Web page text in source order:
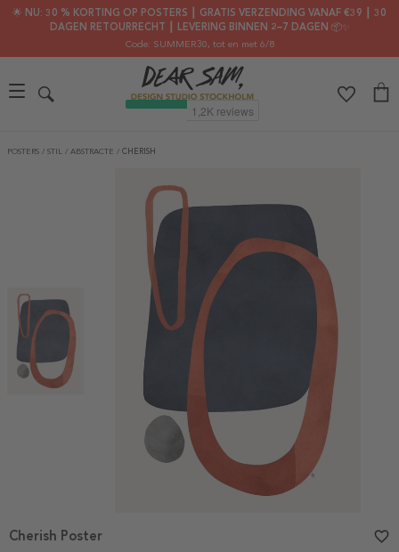
🌟 NU: 30 % KORTING OP POSTERS ┃ GRATIS VERZENDING VANAF €39 ┃ 30
DAGEN RETOURRECHT ┃ LEVERING BINNEN 2–7 DAGEN 📦✨
Code: SUMMER30, tot en met 6/8
POSTERS / STIL / ABSTRACTE / CHERISH
Cherish Poster favorite_border